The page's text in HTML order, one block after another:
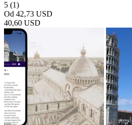
5 (1)
Od 42,73 USD
40,60 USD